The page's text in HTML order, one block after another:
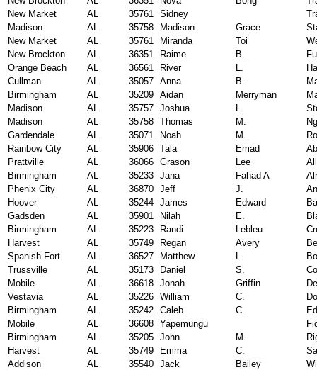
New Market
AL 35761 Sidney
Madison
AL 35758 Madison Grace
New Market
AL 35761 Miranda Toi
New Brockton
AL 36351 Raime B.
Orange Beach
AL 36561 River L.
Cullman
AL 35057 Anna B.
Birmingham
AL 35209 Aidan Merryman
Madison
AL 35757 Joshua L.
Madison
AL 35758 Thomas M.
Gardendale
AL 35071 Noah M.
Rainbow City
AL 35906 Tala Emad
Prattville
AL 36066 Grason Lee
Birmingham
AL 35233 Jana Fahad A
Phenix City
AL 36870 Jeff J.
Hoover
AL 35244 James Edward
Gadsden
AL 35901 Nilah E.
Birmingham
AL 35223 Randi Lebleu
Harvest
AL 35749 Regan Avery
Spanish Fort
AL 36527 Matthew L.
Trussville
AL 35173 Daniel S.
Mobile
AL 36618 Jonah Griffin
Vestavia
AL 35226 William C.
Birmingham
AL 35242 Caleb C.
Mobile
AL 36608 Yapemungu
Birmingham
AL 35205 John M.
Harvest
AL 35749 Emma C.
Addison
AL 35540 Jack Bailey